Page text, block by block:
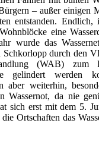
– außer einigen
entstanden. Endlich,
eine
wurde das
durch den
(WAB) zum
gelindert werden
aber weiterhin,
Wassernot, da nie
sich erst mit dem 5.
Ortschaften das